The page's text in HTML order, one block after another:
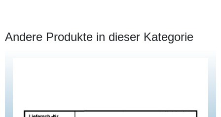
Andere Produkte in dieser Kategorie